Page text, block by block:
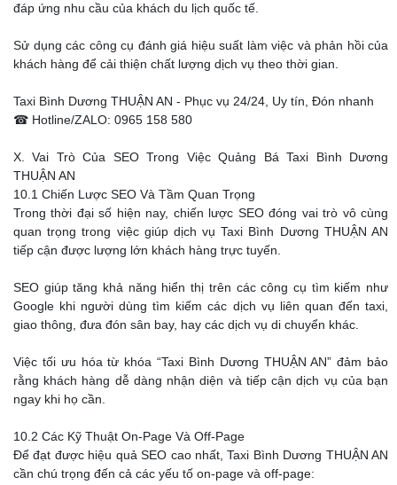
đáp ứng nhu cầu của khách du lịch quốc tế.
Sử dụng các công cụ đánh giá hiệu suất làm việc và phản hồi của
khách hàng để cải thiện chất lượng dịch vụ theo thời gian.
Taxi Bình Dương THUẬN AN - Phục vụ 24/24, Uy tín, Đón nhanh
☎ Hotline/ZALO: 0965 158 580
X. Vai Trò Của SEO Trong Việc Quảng Bá Taxi Bình Dương
THUẬN AN
10.1 Chiến Lược SEO Và Tầm Quan Trọng
Trong thời đại số hiện nay, chiến lược SEO đóng vai trò vô cùng
quan trọng trong việc giúp dịch vụ Taxi Bình Dương THUẬN AN
tiếp cận được lượng lớn khách hàng trực tuyến.
SEO giúp tăng khả năng hiển thị trên các công cụ tìm kiếm như
Google khi người dùng tìm kiếm các dịch vụ liên quan đến taxi,
giao thông, đưa đón sân bay, hay các dịch vụ di chuyển khác.
Việc tối ưu hóa từ khóa “Taxi Bình Dương THUẬN AN” đảm bảo
rằng khách hàng dễ dàng nhận diện và tiếp cận dịch vụ của bạn
ngay khi họ cần.
10.2 Các Kỹ Thuật On-Page Và Off-Page
Để đạt được hiệu quả SEO cao nhất, Taxi Bình Dương THUẬN AN
cần chú trọng đến cả các yếu tố on-page và off-page: